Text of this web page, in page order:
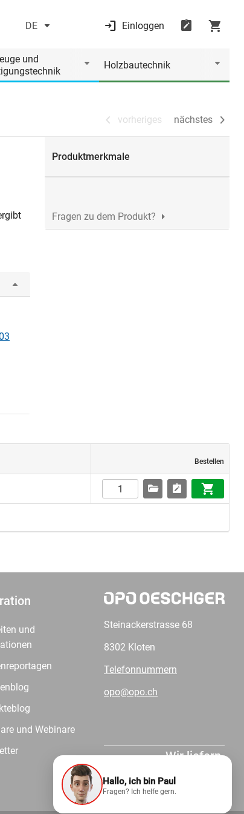
DE Einloggen
und
Holzbautechnik
vorheriges nächstes
vorheriges nächstes
Produktmerkmale
Fragen zu dem Produkt?
Bestellen
und
und Webinare
Steinackerstrasse 68
8302 Kloten
Telefonnummern
opo@opo.ch
Wir liefern.
Hallo, ich bin Paul
Fragen? Ich helfe gern.